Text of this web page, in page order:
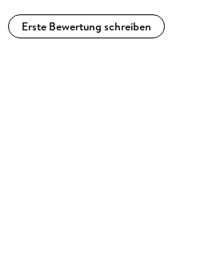
Erste Bewertung schreiben